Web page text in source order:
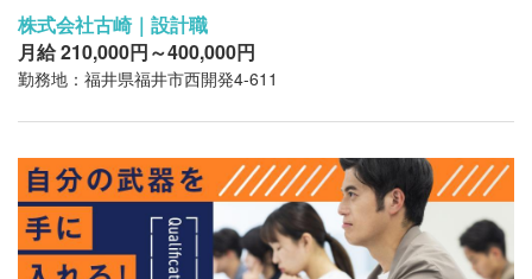
株式会社古崎｜設計職
月給 210,000円～400,000円
勤務地：福井県福井市西開発4-611